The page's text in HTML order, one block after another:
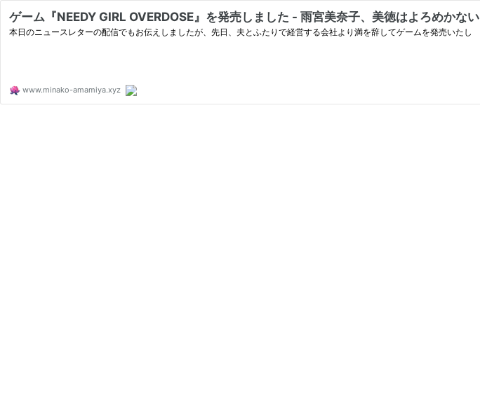
ゲーム『NEEDY GIRL OVERDOSE』を発売しました - 雨宮美奈子、美徳はよろめかない
本日のニュースレターの配信でもお伝えしましたが、先日、夫とふたりで経営する会社より満を辞してゲームを発売いたし
www.minako-amamiya.xyz